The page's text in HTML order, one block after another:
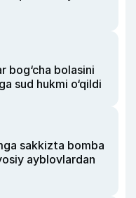
bog‘cha bolasini
sud hukmi o‘qildi
sakkizta bomba
ayblovlardan